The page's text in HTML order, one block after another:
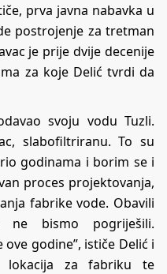
prva javna nabavka u
postrojenje za tretman
je prije dvije decenije
za koje Delić tvrdi da
svoju vodu Tuzli.
slabofiltriranu. To su
godinama i borim se i
proces projektovanja,
fabrike vode. Obavili
bismo pogriješili.
godine”, ističe Delić i
za fabriku te